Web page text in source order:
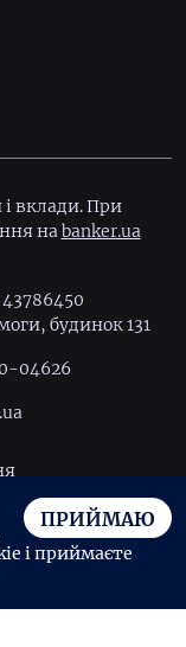
вклади. При
наbanker.ua
будинок 131
04626
ПРИЙМАЮ
і приймаєте